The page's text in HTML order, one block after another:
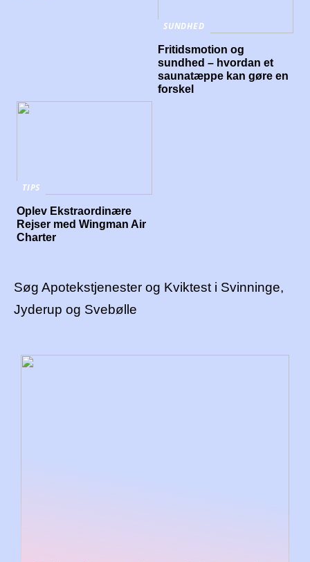
SUNDHED
Fritidsmotion og
sundhed – hvordan et
saunatæppe kan gøre en
forskel
TIPS
Oplev Ekstraordinære
Rejser med Wingman Air
Charter
Søg Apotekstjenester og Kviktest i Svinninge,
Jyderup og Svebølle